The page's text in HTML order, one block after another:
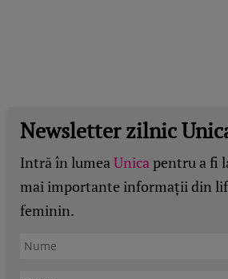
Newsletter zilnic
Intră în lumeaUnicapentru a fi
mai importante informații din
feminin.